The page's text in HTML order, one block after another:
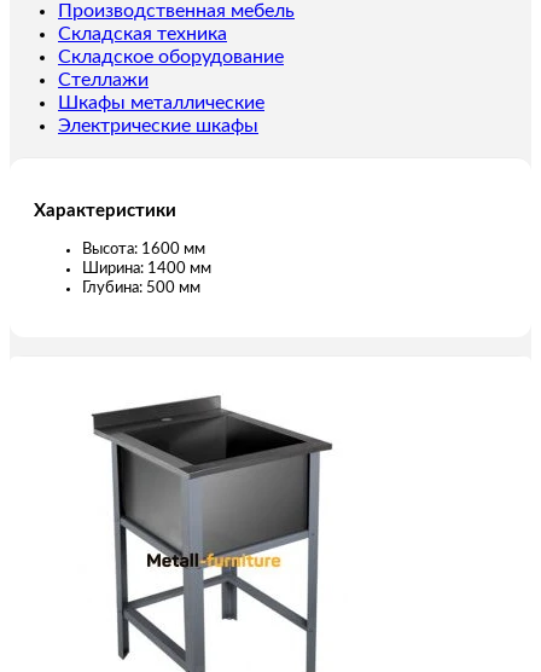
Производственная мебель
Складская техника
Складское оборудование
Стеллажи
Шкафы металлические
Электрические шкафы
Характеристики
Высота: 1600 мм
Ширина: 1400 мм
Глубина: 500 мм